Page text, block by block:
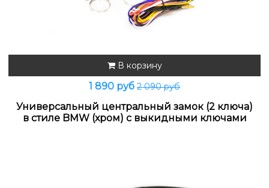
В корзину
1 890 руб 2 090 руб
Универсальный центральный замок (2 ключа)
в стиле BMW (хром) с выкидными ключами